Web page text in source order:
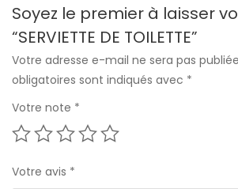
Soyez le premier à laisser
“SERVIETTE DE TOILETTE”
Votre adresse e-mail ne sera pas
obligatoires sont indiqués avec *
Votre note *
Votre avis *